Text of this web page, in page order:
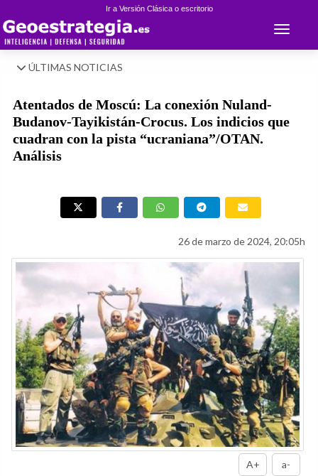
Ir a Versión Clásica o escritorio
Toggle
ÚLTIMAS NOTICIAS
Atentados de Moscú: La conexión Nuland-
Budanov-Tayikistán-Crocus. Los indicios que
cuadran con la pista “ucraniana”/OTAN.
Análisis
26 de marzo de 2024, 20:05h
A+ a-